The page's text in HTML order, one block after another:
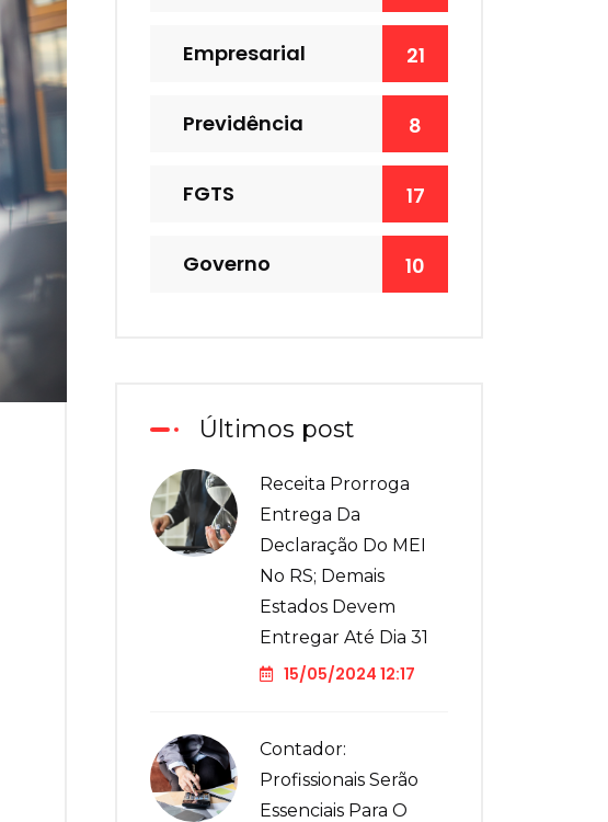
Empresarial 21
Previdência 8
FGTS 17
Governo 10
Últimos post
Receita Prorroga
Entrega Da
Declaração Do MEI
No RS; Demais
Estados Devem
Entregar Até Dia 31
15/05/2024 12:17
Contador:
Profissionais Serão
Essenciais Para O